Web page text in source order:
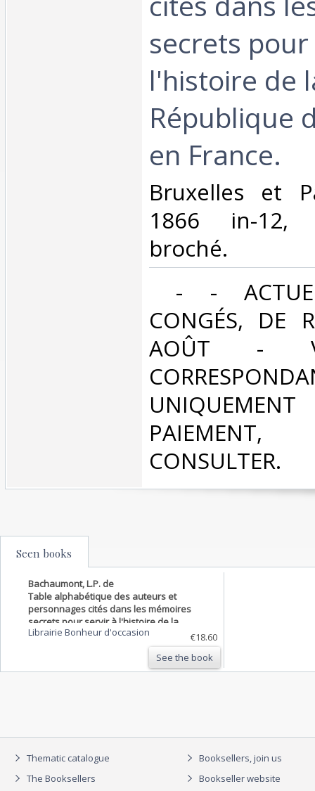
secrets
l'histoire de
République
en France.‎
‎Bruxelles et
1866 in-12,
broché. ‎
- -
CONGÉS, DE
AOÛT -
CONSULTER.‎
Seen books
Bachaumont, L.P. de
Table alphabétique des auteurs et
personnages cités dans les mémoires
secrets pour servir à l'histoire de la
République des lettres en France
Librairie Bonheur d'occasion
€18.60
See the book
Thematic catalogue
The Booksellers
Booksellers, join us
Bookseller website